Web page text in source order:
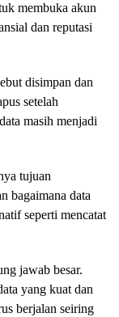
membuka akun
dan reputasi
disimpan dan
setelah
masih menjadi
tujuan
bagaimana data
seperti mencatat
jawab besar.
yang kuat dan
berjalan seiring